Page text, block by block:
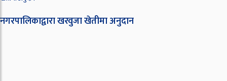
नगरपालिकाद्वारा खरवुजा खेतीमा अनुदान